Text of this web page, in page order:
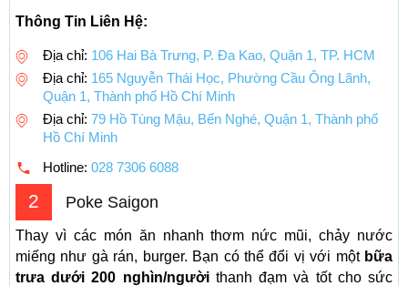
Thông Tin Liên Hệ:
Địa chỉ: 106 Hai Bà Trưng, P. Đa Kao, Quận 1, TP. HCM
Địa chỉ: 165 Nguyễn Thái Học, Phường Cầu Ông Lãnh,
Quận 1, Thành phố Hồ Chí Minh
Địa chỉ: 79 Hồ Tùng Mậu, Bến Nghé, Quận 1, Thành phố
Hồ Chí Minh
Hotline: 028 7306 6088
2 Poke Saigon
Thay vì các món ăn nhanh thơm nức mũi, chảy nước
miếng như gà rán, burger. Bạn có thể đổi vị với một bữa
trưa dưới 200 nghìn/ngườithanh đạm và tốt cho sức